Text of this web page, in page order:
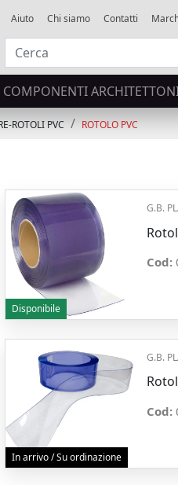
Aiuto Chi siamo Contatti
COMPONENTI
ROTOLI PVC ROTOLO PVC
Disponibile
G.B.
Cod:
In arrivo / Su ordinazione
G.B.
Cod: